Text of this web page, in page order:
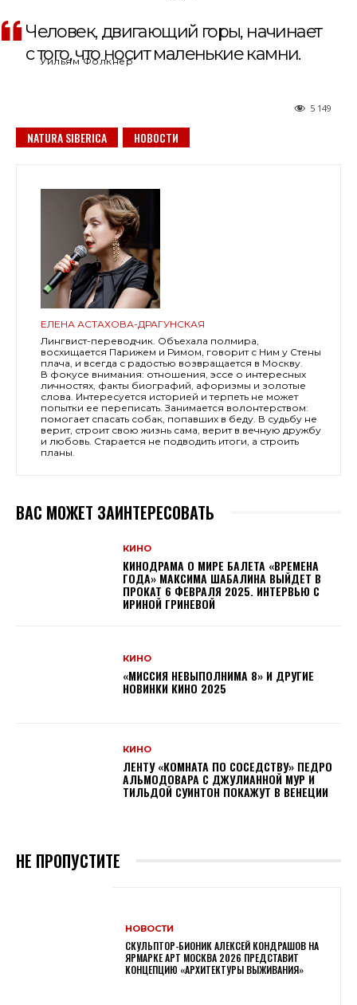
Человек, двигающий горы, начинает
с того, что носит маленькие камни.
Уильям Фолкнер
5 149
NATURA SIBERICA НОВОСТИ
ЕЛЕНА АСТАХОВА-ДРАГУНСКАЯ
Лингвист-переводчик. Объехала полмира,
восхищается Парижем и Римом, говорит с Ним у Стены
плача, и всегда с радостью возвращается в Москву.
В фокусе внимания: отношения, эссе о интересных
личностях, факты биографий, афоризмы и золотые
слова. Интересуется историей и терпеть не может
попытки ее переписать. Занимается волонтерством:
помогает спасать собак, попавших в беду. В судьбу не
верит, строит свою жизнь сама, верит в вечную дружбу
и любовь. Старается не подводить итоги, а строить
планы.
ВАС МОЖЕТ ЗАИНТЕРЕСОВАТЬ
КИНО
КИНОДРАМА О МИРЕ БАЛЕТА «ВРЕМЕНА
ГОДА» МАКСИМА ШАБАЛИНА ВЫЙДЕТ В
ПРОКАТ 6 ФЕВРАЛЯ 2025. ИНТЕРВЬЮ С
ИРИНОЙ ГРИНЕВОЙ
КИНО
«МИССИЯ НЕВЫПОЛНИМА 8» И ДРУГИЕ
НОВИНКИ КИНО 2025
КИНО
ЛЕНТУ «КОМНАТА ПО СОСЕДСТВУ» ПЕДРО
АЛЬМОДОВАРА С ДЖУЛИАННОЙ МУР И
ТИЛЬДОЙ СУИНТОН ПОКАЖУТ В ВЕНЕЦИИ
НЕ ПРОПУСТИТЕ
НОВОСТИ
СКУЛЬПТОР-БИОНИК АЛЕКСЕЙ КОНДРАШОВ НА
ЯРМАРКЕ АРТ МОСКВА 2026 ПРЕДСТАВИТ
КОНЦЕПЦИЮ «АРХИТЕКТУРЫ ВЫЖИВАНИЯ»